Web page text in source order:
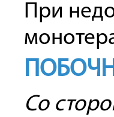
При
Со